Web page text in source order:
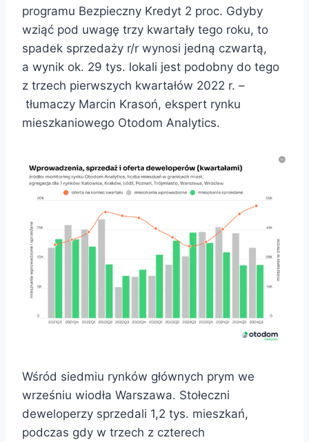
programu Bezpieczny Kredyt 2 proc. Gdyby
wziąć pod uwagę trzy kwartały tego roku, to
spadek sprzedaży r/r wynosi jedną czwartą,
a wynik ok. 29 tys. lokali jest podobny do tego
z trzech pierwszych kwartałów 2022 r. –
tłumaczy Marcin Krasoń, ekspert rynku
mieszkaniowego Otodom Analytics.
Wśród siedmiu rynków głównych prym we
wrześniu wiodła Warszawa. Stołeczni
deweloperzy sprzedali 1,2 tys. mieszkań,
podczas gdy w trzech z czterech